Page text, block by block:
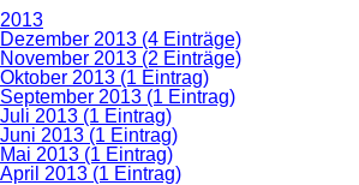
2013
Dezember 2013 (4 Einträge)
November 2013 (2 Einträge)
Oktober 2013 (1 Eintrag)
September 2013 (1 Eintrag)
Juli 2013 (1 Eintrag)
Juni 2013 (1 Eintrag)
Mai 2013 (1 Eintrag)
April 2013 (1 Eintrag)